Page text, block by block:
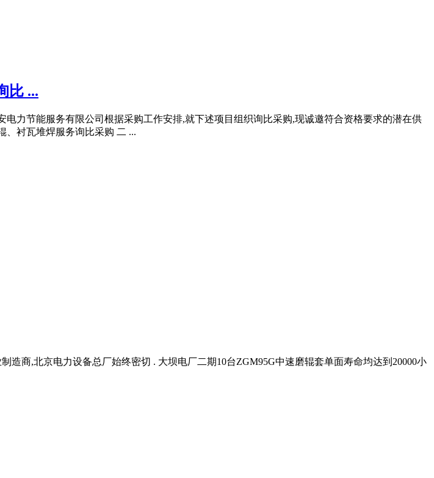
比 ...
力节能服务有限公司根据采购工作安排,就下述项目组织询比采购,现诚邀符合资格要求的潜在供
、衬瓦堆焊服务询比采购 二 ...
商,北京电力设备总厂始终密切 . 大坝电厂二期10台ZGM95G中速磨辊套单面寿命均达到20000小